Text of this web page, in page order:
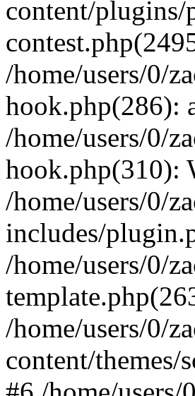
content/
/home/users/0/
hook.php(286):
/home/users/0/
hook.php(310):
/home/users/0/
includes/
/home/users/0/
/home/users/0/
content/